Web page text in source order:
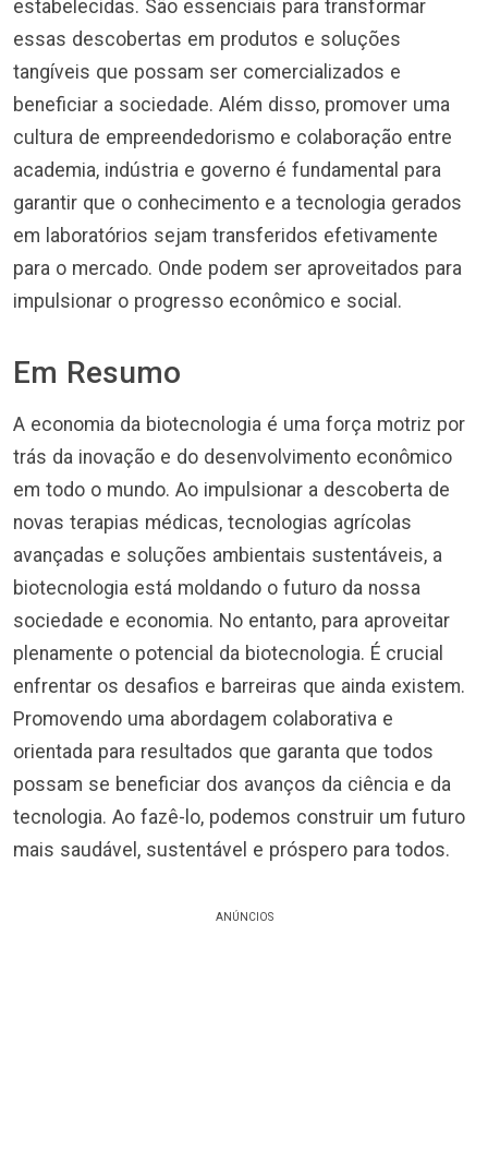
estabelecidas. São essenciais para transformar
essas descobertas em produtos e soluções
tangíveis que possam ser comercializados e
beneficiar a sociedade. Além disso, promover uma
cultura de empreendedorismo e colaboração entre
academia, indústria e governo é fundamental para
garantir que o conhecimento e a tecnologia gerados
em laboratórios sejam transferidos efetivamente
para o mercado. Onde podem ser aproveitados para
impulsionar o progresso econômico e social.
Em Resumo
A economia da biotecnologia é uma força motriz por
trás da inovação e do desenvolvimento econômico
em todo o mundo. Ao impulsionar a descoberta de
novas terapias médicas, tecnologias agrícolas
avançadas e soluções ambientais sustentáveis, a
biotecnologia está moldando o futuro da nossa
sociedade e economia. No entanto, para aproveitar
plenamente o potencial da biotecnologia. É crucial
enfrentar os desafios e barreiras que ainda existem.
Promovendo uma abordagem colaborativa e
orientada para resultados que garanta que todos
possam se beneficiar dos avanços da ciência e da
tecnologia. Ao fazê-lo, podemos construir um futuro
mais saudável, sustentável e próspero para todos.
ANÚNCIOS